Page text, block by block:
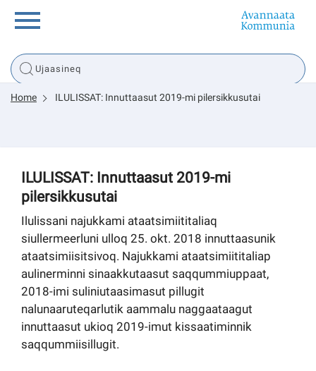
Innuttaasunut
Tassaarsuaq
sullissivik.gl
Pilersaarutinut isaavik
Kommuni pillugu paasissutissat
Home ILULISSAT: Innuttaasut 2019-mi pilersikkusutai
ILULISSAT: Innuttaasut 2019-mi
pilersikkusutai
Ilulissani najukkami ataatsimiititaliaq
siullermeerluni ulloq 25. okt. 2018 innuttaasunik
ataatsimiisitsivoq. Najukkami ataatsimiititaliap
aulinerminni sinaakkutaasut saqqummiuppaat,
2018-imi suliniutaasimasut pillugit
nalunaaruteqarlutik aammalu naggaataagut
innuttaasut ukioq 2019-imut kissaatiminnik
saqqummiisillugit.